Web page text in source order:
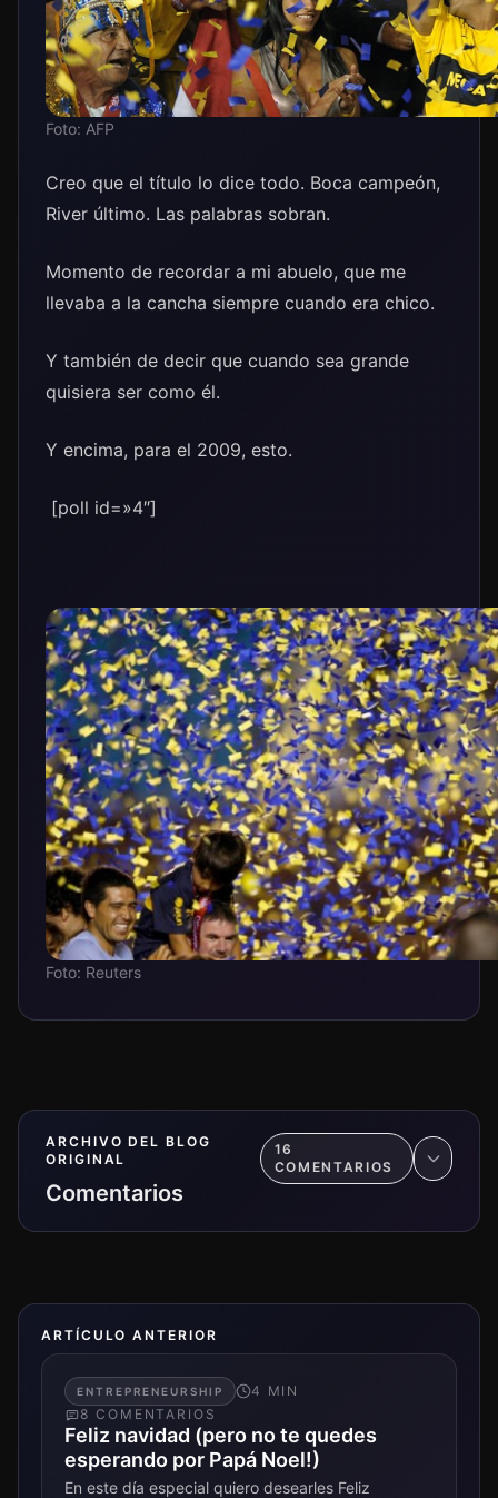
Foto: AFP
Creo que el título lo dice todo. Boca campeón,
River último. Las palabras sobran.
Momento de recordar a mi abuelo, que me
llevaba a la cancha siempre cuando era chico.
Y también de decir que cuando sea grande
quisiera ser como él.
Y encima, para el 2009, esto.
[poll id=»4″]
Foto: Reuters
ARCHIVO DEL BLOG
ORIGINAL
Comentarios
16
COMENTARIOS
ARTÍCULO ANTERIOR
ENTREPRENEURSHIP 4 MIN
8 COMENTARIO S
Feliz navidad (pero no te quedes
esperando por Papá Noel!)
En este día especial quiero desearles Feliz